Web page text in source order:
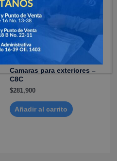
Camaras de seguridad
Camaras para exteriores –
C8C
$281,900
Añadir al carrito